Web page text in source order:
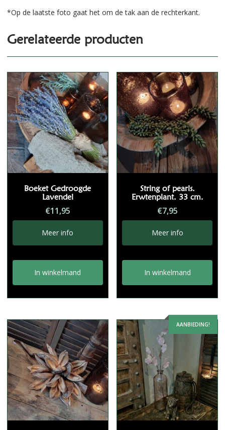
*Op de laatste foto gaat het om de tak aan de rechterkant.
Gerelateerde producten
Boeket Gedroogde
Lavendel
€11,95
Meer info
In winkelmand
String of pearls.
Erwtenplant. 33 cm.
€7,95
Meer info
In winkelmand
AANBIEDING!